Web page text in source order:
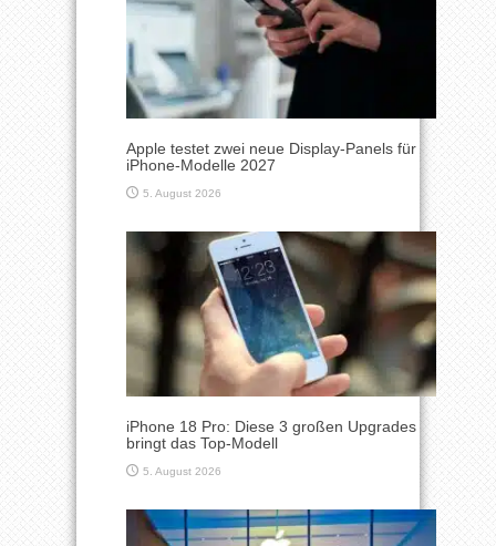
Apple testet zwei neue Display-Panels für
iPhone-Modelle 2027
5. August 2026
iPhone 18 Pro: Diese 3 großen Upgrades
bringt das Top-Modell
5. August 2026